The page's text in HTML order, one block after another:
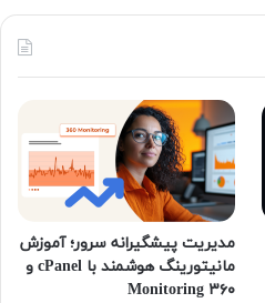
مدیریت پیشگیرانه سرور؛ آموزش
مانیتورینگ هوشمند با cPanel و
۳۶۰ Monitoring